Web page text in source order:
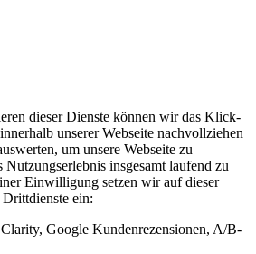
dieser Dienste können wir das Klick-
unserer Webseite nachvollziehen
um unsere Webseite zu
Nutzungserlebnis insgesamt laufend zu
Einwilligung setzen wir auf dieser
ein:
Google Kundenrezensionen, A/B-